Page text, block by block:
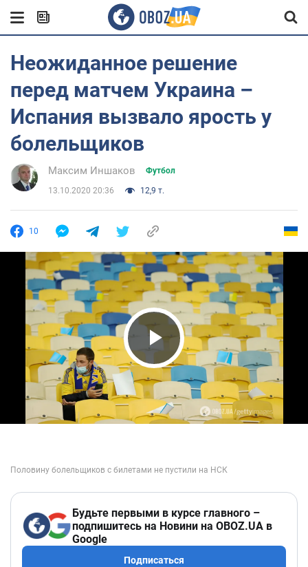
Неожиданное решение
перед матчем Украина –
Испания вызвало ярость у
болельщиков
Максим Иншаков Футбол
13.10.2020 20:36 12,9 т.
10
Play Video
Будьте первыми в курсе главного –
подпишитесь на Новини на OBOZ.UA в
Google
Подписаться